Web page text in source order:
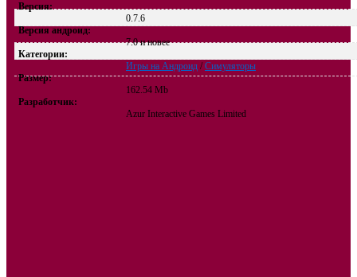
Версия:
0.7.6
Версия андроид:
7.0 и новее
Категории:
Игры на Андроид /Симуляторы
Размер:
162.54 Mb
Разработчик:
Azur Interactive Games Limited